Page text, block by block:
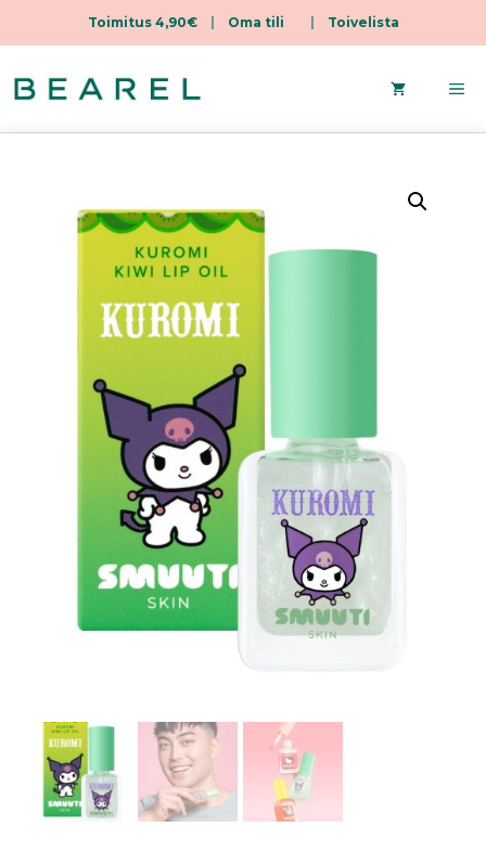
Toimitus 4,90€| Oma tili Toivelista
sisältöön